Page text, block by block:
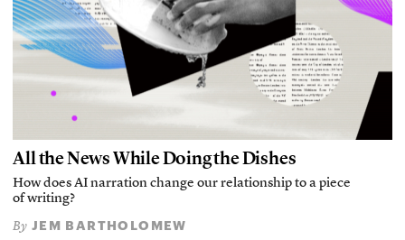
All the News While Doing the Dishes
How does AI narration change our relationship to a piece
of writing?
By JEM BARTHOLOMEW